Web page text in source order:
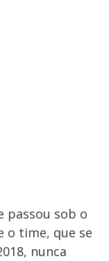
passou sob o
o time, que se
nunca